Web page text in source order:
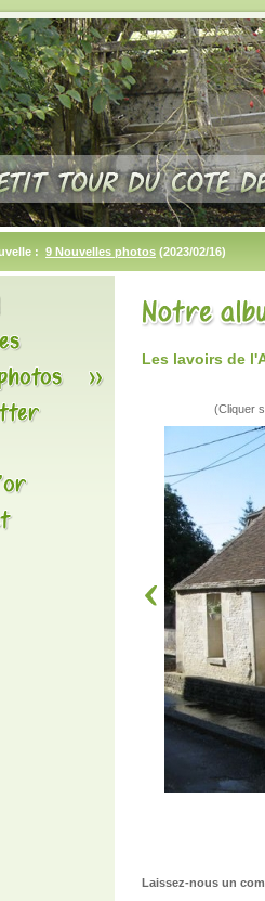
: 9 Nouvelles photos (2023/02/16)
Les lavoirs de
(Cliquer
Laissez-nous un